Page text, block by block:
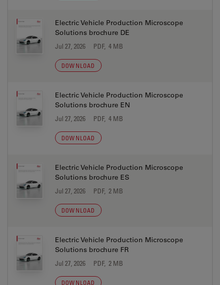
Electric Vehicle Production Microscope
Solutions brochure DE
Jul 27, 2026 PDF, 4 MB
DOWNLOAD
Electric Vehicle Production Microscope
Solutions brochure EN
Jul 27, 2026 PDF, 4 MB
DOWNLOAD
Electric Vehicle Production Microscope
Solutions brochure ES
Jul 27, 2026 PDF, 2 MB
DOWNLOAD
Electric Vehicle Production Microscope
Solutions brochure FR
Jul 27, 2026 PDF, 2 MB
DOWNLOAD